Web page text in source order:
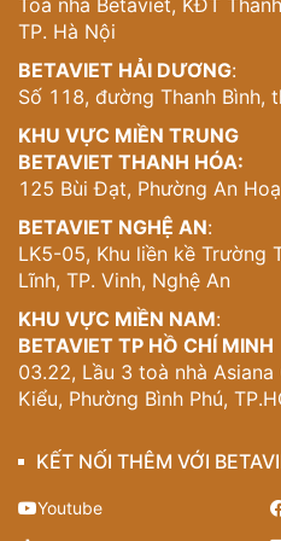
ấm gia đình.
Chi Tiết Trang Trí Và Vật
Từ ảnh có thể thấy rõ sự
trí của biệt thự. Những
cửa sổ và ban công được
hoàn hảo, tạo nên chiều sâu
tiền. Ban công tầng 2 với hệ
sự an toàn và thẩm mỹ, mỗi
toán kỹ lưỡng về khoảng
Vật liệu chủ đạo là sơn trắng
cửa gỗ màu nâu ấm, tạo nên
trang nhã. Mái ngói màu đen
trình khỏi thời tiết mà còn tạo
nổi bật toàn bộ khối kiến
được chọn lựa kỹ càng để
theo thời gian.
Không Gian Sống Đẳng
Toà nhà Betaviet, KĐT
TP. Hà Nội
BETAVIET HẢI DƯƠNG:
Số 118, đường Thanh Bình,
KHU VỰC MIỀN TRUNG
BETAVIET THANH HÓA:
125 Bùi Đạt, Phường An
BETAVIET NGHỆ AN:
LK5-05, Khu liền kề Trường
Lĩnh, TP. Vinh, Nghệ An
KHU VỰC MIỀN NAM:
BETAVIET TP HỒ CHÍ MINH
03.22, Lầu 3 toà nhà
Kiểu, Phường Bình Phú,
KẾT NỐI THÊM VỚI
Youtube